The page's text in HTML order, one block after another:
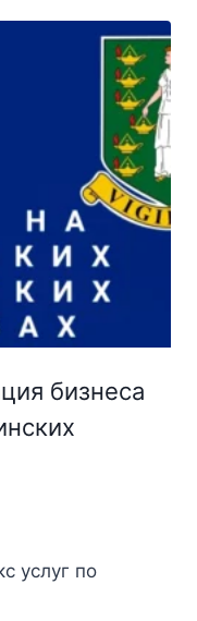
бизнеса
услуг по